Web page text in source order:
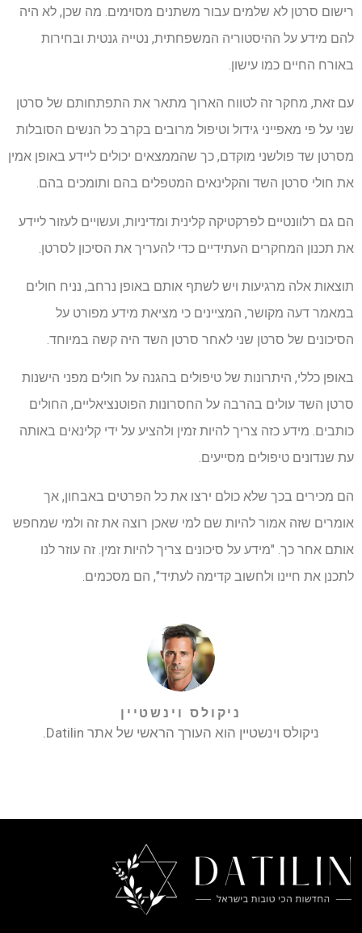
רישום סרטן לא שלמים עבור משתנים מסוימים. מה שכן, לא היה
להם מידע על ההיסטוריה המשפחתית, נטייה גנטית ובחירות
באורח החיים כמו עישון.
עם זאת, מחקר זה לטווח הארוך מתאר את התפתחותם של סרטן
שני על פי מאפייני גידול וטיפול מרובים בקרב כל הנשים הסובלות
מסרטן שד פולשני מוקדם, כך שהממצאים יכולים ליידע באופן אמין
את חולי סרטן השד והקלינאים המטפלים בהם ותומכים בהם.
הם גם רלוונטיים לפרקטיקה קלינית ומדיניות, ועשויים לעזור ליידע
את תכנון המחקרים העתידיים כדי להעריך את הסיכון לסרטן.
תוצאות אלה מרגיעות ויש לשתף אותם באופן נרחב, נניח חולים
במאמר דעה מקושר, המציינים כי מציאת מידע מפורט על
הסיכונים של סרטן שני לאחר סרטן השד היה קשה במיוחד.
באופן כללי, היתרונות של טיפולים בהגנה על חולים מפני הישנות
סרטן השד עולים בהרבה על החסרונות הפוטנציאליים, החולים
כותבים. מידע כזה צריך להיות זמין ולהציע על ידי קלינאים באותה
עת שנדונים טיפולים מסייעים.
הם מכירים בכך שלא כולם ירצו את כל הפרטים באבחון, אך
אומרים שזה אמור להיות שם למי שאכן רוצה את זה ולמי שמחפש
אותם אחר כך. "מידע על סיכונים צריך להיות זמין. זה עוזר לנו
לתכנן את חיינו ולחשוב קדימה לעתיד", הם מסכמים.
ניקולס וינשטיין
ניקולס וינשטיין הוא העורך הראשי של אתר Datilin.